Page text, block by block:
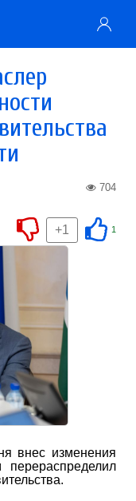
704
1
+1
внес изменения